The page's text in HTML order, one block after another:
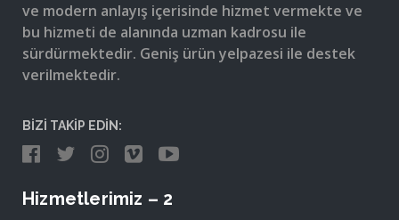
ve modern anlayış içerisinde hizmet vermekte ve
bu hizmeti de alanında uzman kadrosu ile
sürdürmektedir. Geniş ürün yelpazesi ile destek
verilmektedir.
BİZİ TAKİP EDİN:
Hizmetlerimiz – 2